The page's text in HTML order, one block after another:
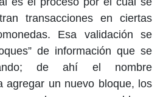
transacciones en ciertas
Esa validación se
de información que se
de ahí el nombre
agregar un nuevo bloque, los